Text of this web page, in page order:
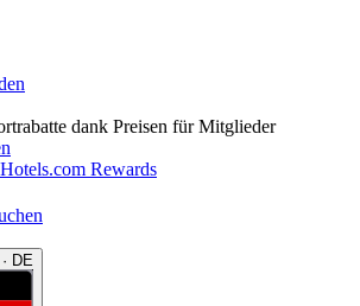
dank Preisen für Mitglieder
Rewards
DE